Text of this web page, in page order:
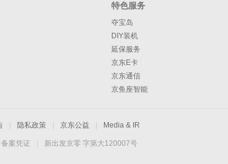
特色服务
夺宝岛
DIY装机
延保服务
京东E卡
京东通信
京鱼座智能
隐私政策 京东公益 Media & IR
案凭证
新出发京零 字第大120007号